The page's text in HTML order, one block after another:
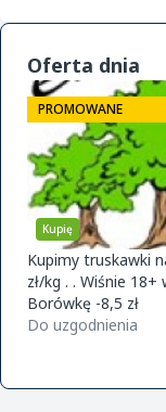
Oferta dnia
Kupię
PROMOWANE
Kupimy truskawki na sok / zdrowe/ - 4
zł/kg . . Wiśnie 18+ w cenie 5 zł/kg.
Borówkę -8,5 zł
Do uzgodnienia